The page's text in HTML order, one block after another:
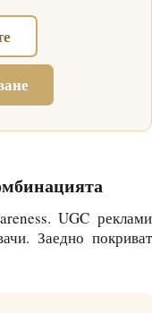
UGC реклами
Заедно покриват